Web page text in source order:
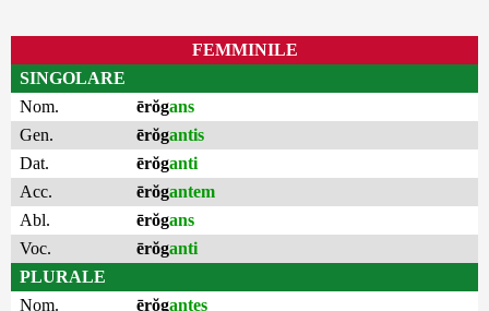
FEMMINILE
SINGOLARE
Nom.
ērŏgans
Gen.
ērŏgantis
Dat.
ērŏganti
Acc.
ērŏgantem
Abl.
ērŏgans
Voc.
ērŏganti
PLURALE
Nom.
ērŏgantes